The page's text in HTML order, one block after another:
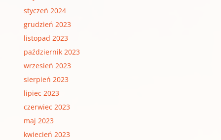
styczeń 2024
grudzień 2023
listopad 2023
październik 2023
wrzesień 2023
sierpień 2023
lipiec 2023
czerwiec 2023
maj 2023
kwiecień 2023